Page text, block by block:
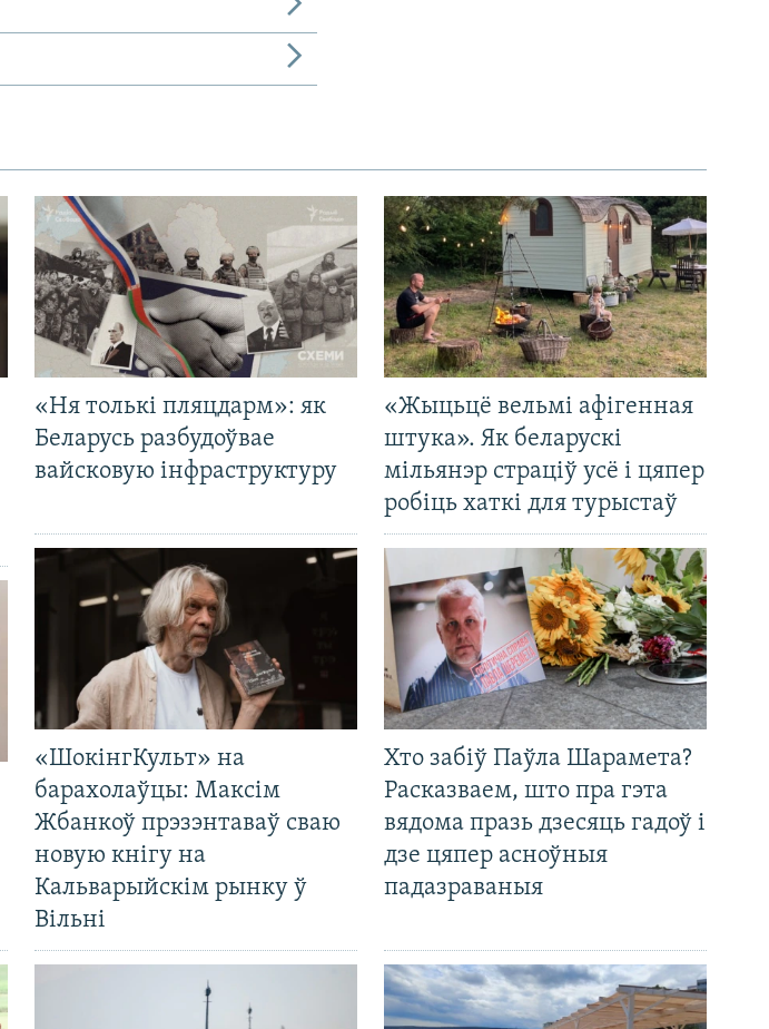
«Ня толькі пляцдарм»: як
Беларусь разбудоўвае
вайсковую інфраструктуру
«Жыцьцё вельмі афігенная
штука». Як беларускі
мільянэр страціў усё і цяпер
робіць хаткі для турыстаў
«ШокінгКульт» на
барахолаўцы: Максім
Жбанкоў прэзэнтаваў сваю
новую кнігу на
Кальварыйскім рынку ў
Вільні
Хто забіў Паўла Шарамета?
Расказваем, што пра гэта
вядома празь дзесяць гадоў і
дзе цяпер асноўныя
падазраваныя